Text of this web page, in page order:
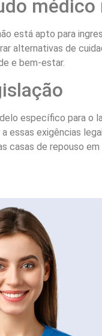
está apto para
alternativas de
e bem-estar.
específico para o
essas exigências
casas de repouso